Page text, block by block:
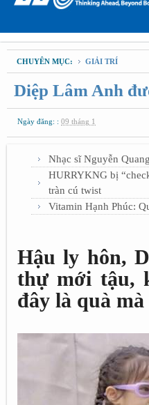
CHUYÊN MỤC: GIẢI TRÍ
Diệp Lâm Anh
Ngày đăng: : 09 tháng 1
Nhạc sĩ Nguyễn
HURRYKNG bị
tràn cú twist
Vitamin Hạnh Phúc:
Hậu ly hôn,
thự mới tậu,
đây là quà